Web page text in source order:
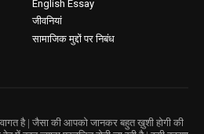
English Essay
जीवनियां
सामाजिक मुद्दों पर निबंध
है | जैसा की आपको जानकर बहुत ख़ुशी होगी की